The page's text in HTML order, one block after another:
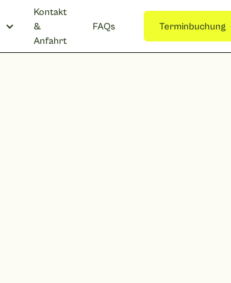
Kontakt
&
Anfahrt
FAQs Terminbuchung